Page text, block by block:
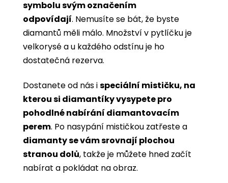
symbolu svým označením
odpovídají. Nemusíte se bát, že byste
diamantů měli málo. Množství v pytlíčku je
velkorysé a u každého odstínu je ho
dostatečná rezerva.
Dostanete od nás ispeciální mističku, na
kterou si diamantíky vysypete pro
pohodlné nabírání diamantovacím
perem. Po nasypání mističkou zatřeste a
diamanty se vám srovnají plochou
stranou dolů, takže je můžete hned začít
nabírat a pokládat na obraz.